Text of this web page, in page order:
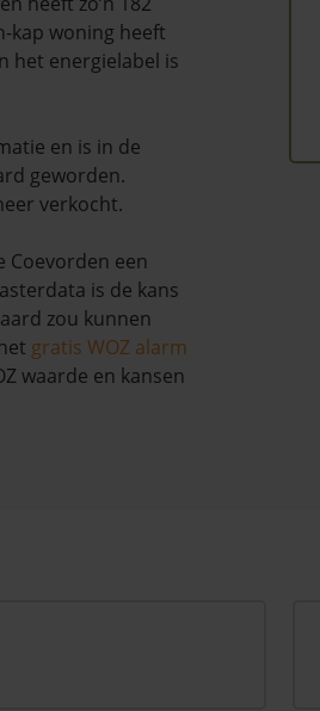
kap woning heeft
het energielabel is
en is in de
geworden.
verkocht.
Coevorden een
is de kans
zou kunnen
gratis WOZ alarm
waarde en kansen